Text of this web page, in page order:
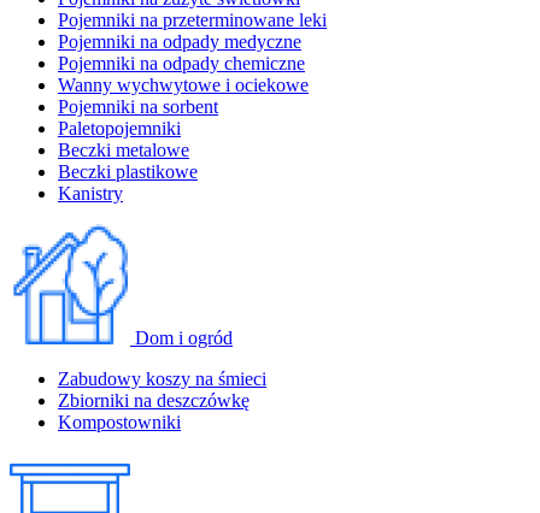
Pojemniki na przeterminowane leki
Pojemniki na odpady medyczne
Pojemniki na odpady chemiczne
Wanny wychwytowe i ociekowe
Pojemniki na sorbent
Paletopojemniki
Beczki metalowe
Beczki plastikowe
Kanistry
Dom i ogród
Zabudowy koszy na śmieci
Zbiorniki na deszczówkę
Kompostowniki